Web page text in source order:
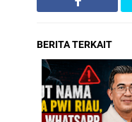
BERITA TERKAIT